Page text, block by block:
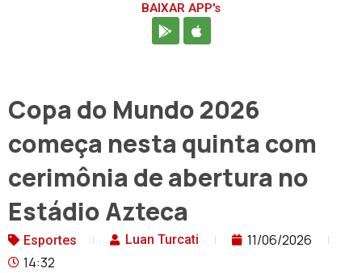
BAIXAR APP's
Copa do Mundo 2026
começa nesta quinta com
cerimônia de abertura no
Estádio Azteca
Esportes Luan Turcati
11/06/2026
14:32